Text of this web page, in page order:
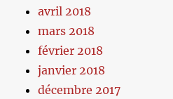
avril 2018
mars 2018
février 2018
janvier 2018
décembre 2017